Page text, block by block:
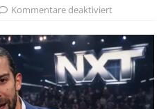
Kommentare deaktiviert